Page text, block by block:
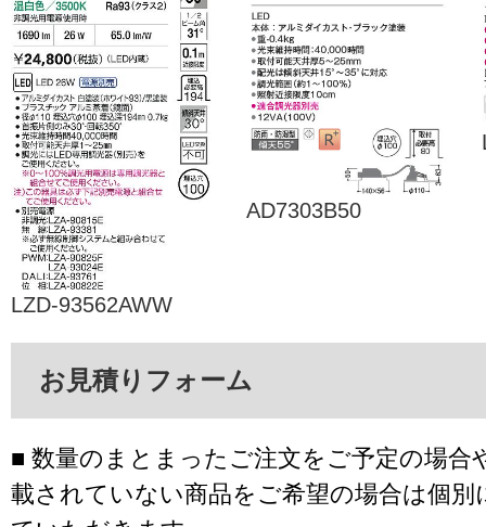
LZD-93562AWW
AD7303B50
お見積りフォーム
■ 数量のまとまったご注文をご予定の場合
載されていない商品をご希望の場合は個別